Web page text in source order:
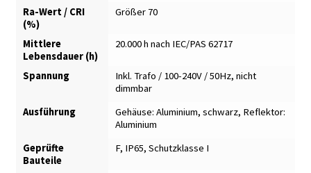
Ra-Wert / CRI
(%)
Größer 70
Mittlere
Lebensdauer (h)
20.000 h nach IEC/PAS 62717
Spannung Inkl. Trafo / 100-240V / 50Hz, nicht
dimmbar
Ausführung
Gehäuse: Aluminium, schwarz, Reflektor:
Aluminium
Geprüfte
Bauteile
F, IP65, Schutzklasse I